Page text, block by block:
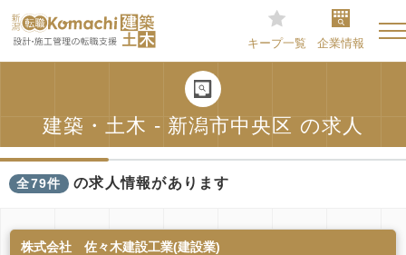
キープ一覧 企業情報
建築・土木 - 新潟市中央区 の求人
全79件 の求人情報があります
株式会社 佐々木建設工業(建設業)